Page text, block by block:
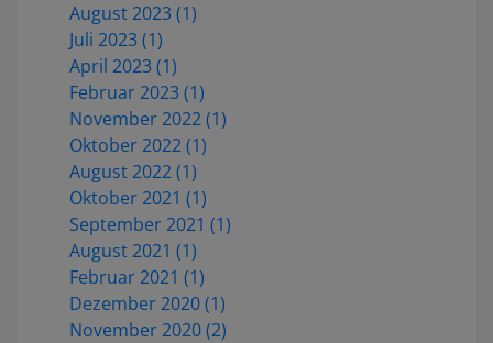
August 2023 (1)
Juli 2023 (1)
April 2023 (1)
Februar 2023 (1)
November 2022 (1)
Oktober 2022 (1)
August 2022 (1)
Oktober 2021 (1)
September 2021 (1)
August 2021 (1)
Februar 2021 (1)
Dezember 2020 (1)
November 2020 (2)